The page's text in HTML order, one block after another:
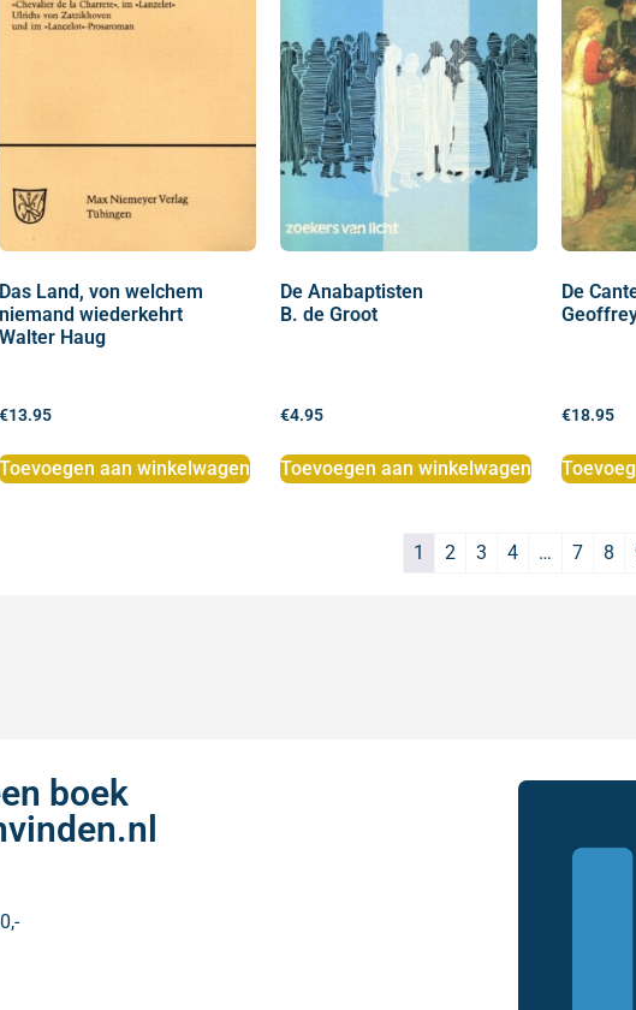
Das Land, von welchem
niemand wiederkehrt
Walter Haug
€13.95
Toevoegen aan winkelwagen
De Anabaptisten
B. de Groot
€4.95
Toevoegen aan winkelwagen
De
€18.95
1 2 3 4 … 7 8
boek